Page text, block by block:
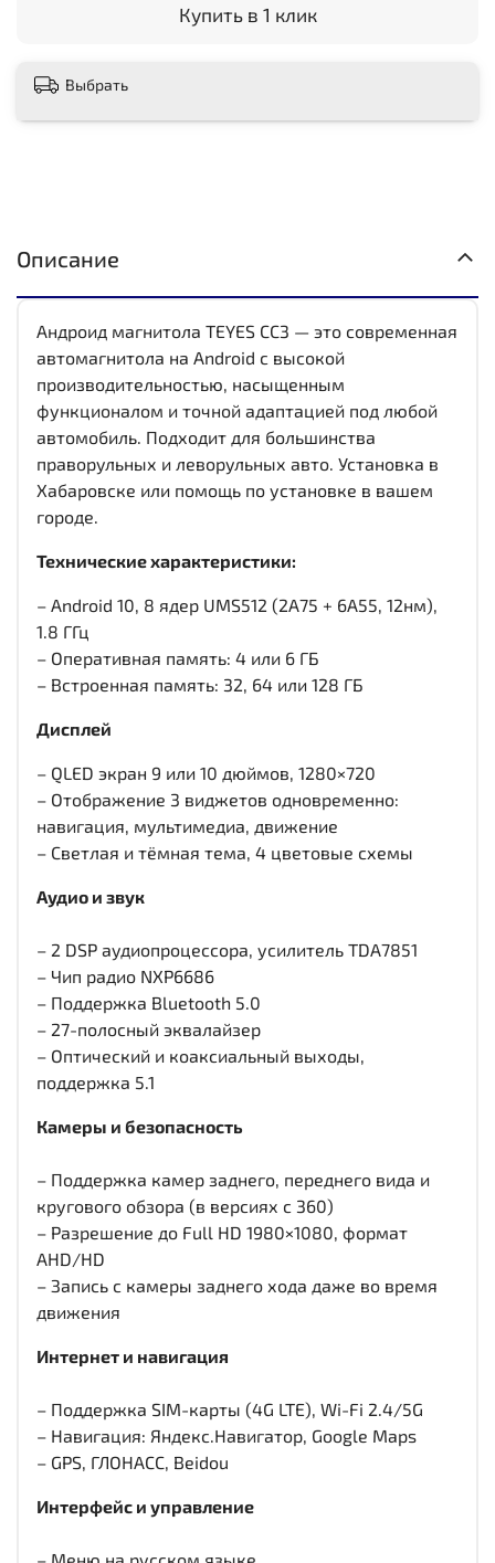
Купить в 1 клик
Выбрать
Описание
Андроид магнитола TEYES CC3 — это современная
автомагнитола на Android с высокой
производительностью, насыщенным
функционалом и точной адаптацией под любой
автомобиль. Подходит для большинства
праворульных и леворульных авто. Установка в
Хабаровске или помощь по установке в вашем
городе.
Технические характеристики:
– Android 10, 8 ядер UMS512 (2A75 + 6A55, 12нм),
1.8 ГГц
– Оперативная память: 4 или 6 ГБ
– Встроенная память: 32, 64 или 128 ГБ
Дисплей
– QLED экран 9 или 10 дюймов, 1280×720
– Отображение 3 виджетов одновременно:
навигация, мультимедиа, движение
– Светлая и тёмная тема, 4 цветовые схемы
Аудио и звук
– 2 DSP аудиопроцессора, усилитель TDA7851
– Чип радио NXP6686
– Поддержка Bluetooth 5.0
– 27-полосный эквалайзер
– Оптический и коаксиальный выходы,
поддержка 5.1
Камеры и безопасность
– Поддержка камер заднего, переднего вида и
кругового обзора (в версиях с 360)
– Разрешение до Full HD 1980×1080, формат
AHD/HD
– Запись с камеры заднего хода даже во время
движения
Интернет и навигация
– Поддержка SIM-карты (4G LTE), Wi-Fi 2.4/5G
– Навигация: Яндекс.Навигатор, Google Maps
– GPS, ГЛОНАСС, Beidou
Интерфейс и управление